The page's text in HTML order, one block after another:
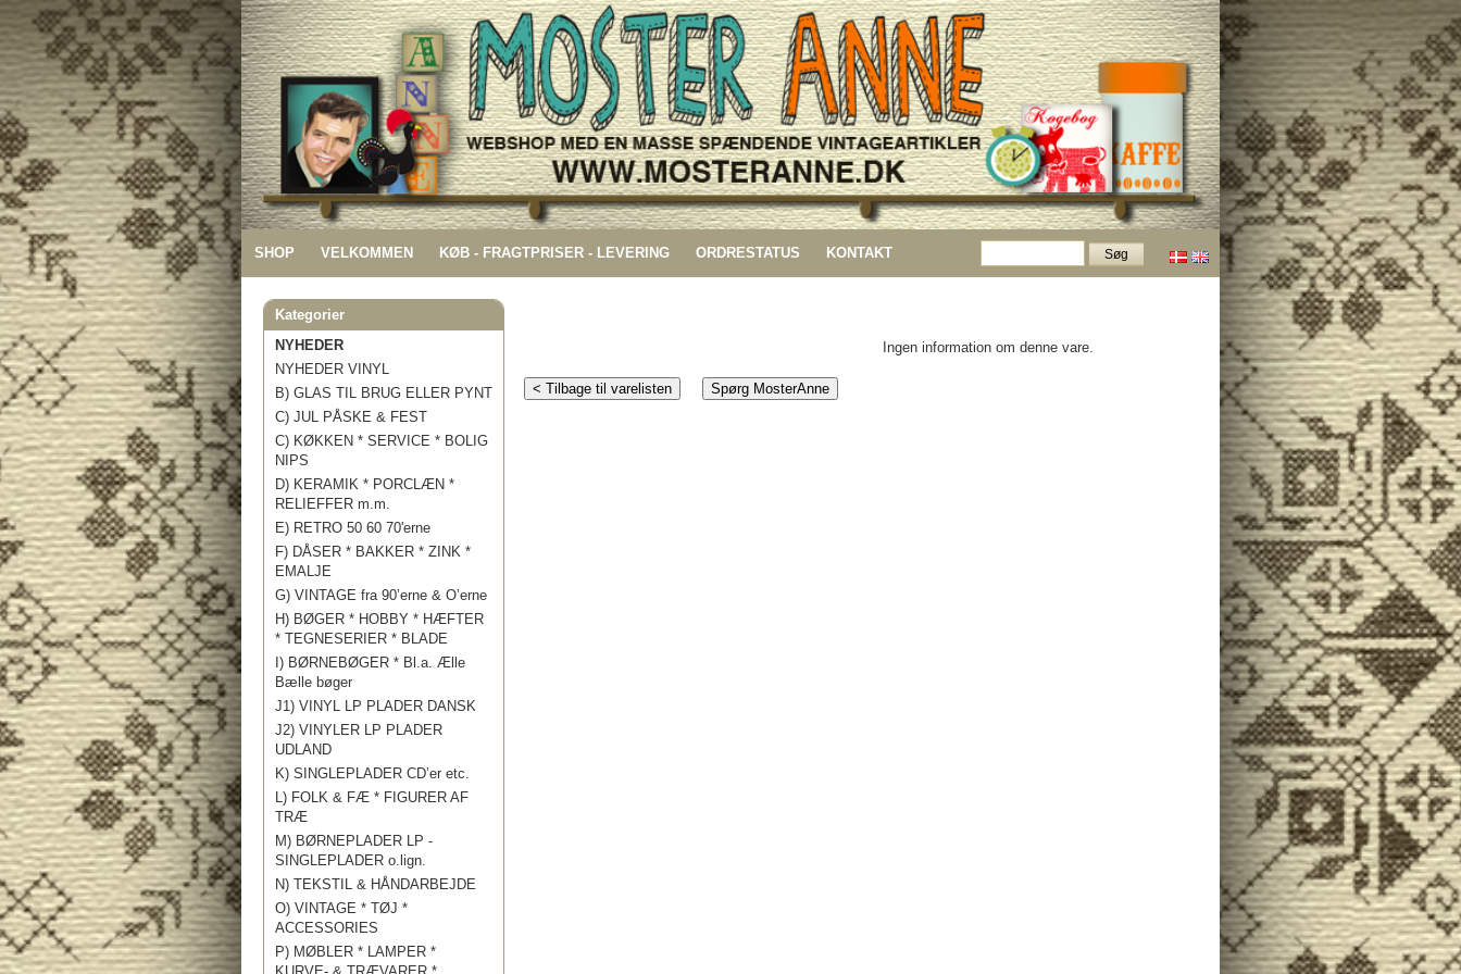
SHOP VELKOMMEN KØB - FRAGTPRISER - LEVERING ORDRESTATUS KONTAKT
Kategorier
NYHEDER
NYHEDER VINYL
B) GLAS TIL BRUG ELLER PYNT
C) JUL PÅSKE & FEST
C) KØKKEN * SERVICE * BOLIG
NIPS
D) KERAMIK * PORCLÆN *
RELIEFFER m.m.
E) RETRO 50 60 70'erne
F) DÅSER * BAKKER * ZINK *
EMALJE
G) VINTAGE fra 90’erne & O’erne
H) BØGER * HOBBY * HÆFTER
* TEGNESERIER * BLADE
I) BØRNEBØGER * Bl.a. Ælle
Bælle bøger
J1) VINYL LP PLADER DANSK
J2) VINYLER LP PLADER
UDLAND
K) SINGLEPLADER CD’er etc.
L) FOLK & FÆ * FIGURER AF
TRÆ
M) BØRNEPLADER LP -
SINGLEPLADER o.lign.
N) TEKSTIL & HÅNDARBEJDE
O) VINTAGE * TØJ *
ACCESSORIES
P) MØBLER * LAMPER *
Ingen information om denne vare.
< Tilbage til varelisten Spørg MosterAnne